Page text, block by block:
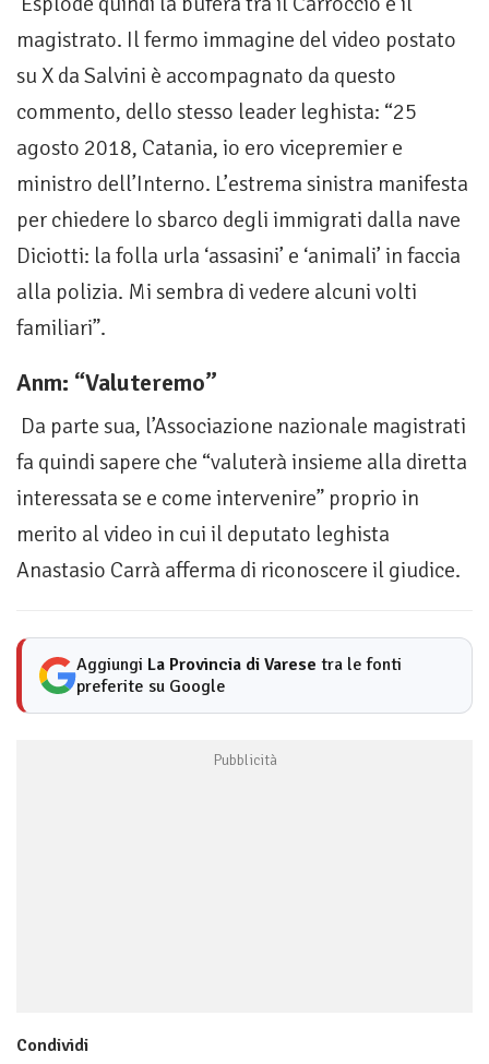
magistrato. Il fermo immagine del video postato
su X da Salvini è accompagnato da questo
commento, dello stesso leader leghista: “25
agosto 2018, Catania, io ero vicepremier e
ministro dell’Interno. L’estrema sinistra manifesta
per chiedere lo sbarco degli immigrati dalla nave
Diciotti: la folla urla ‘assasini’ e ‘animali’ in faccia
alla polizia. Mi sembra di vedere alcuni volti
familiari”.
Anm: “Valuteremo”
Da parte sua, l’Associazione nazionale magistrati
fa quindi sapere che “valuterà insieme alla diretta
interessata se e come intervenire” proprio in
merito al video in cui il deputato leghista
Anastasio Carrà afferma di riconoscere il giudice.
Aggiungi La Provincia di Varese tra le fonti
preferite su Google
Condividi